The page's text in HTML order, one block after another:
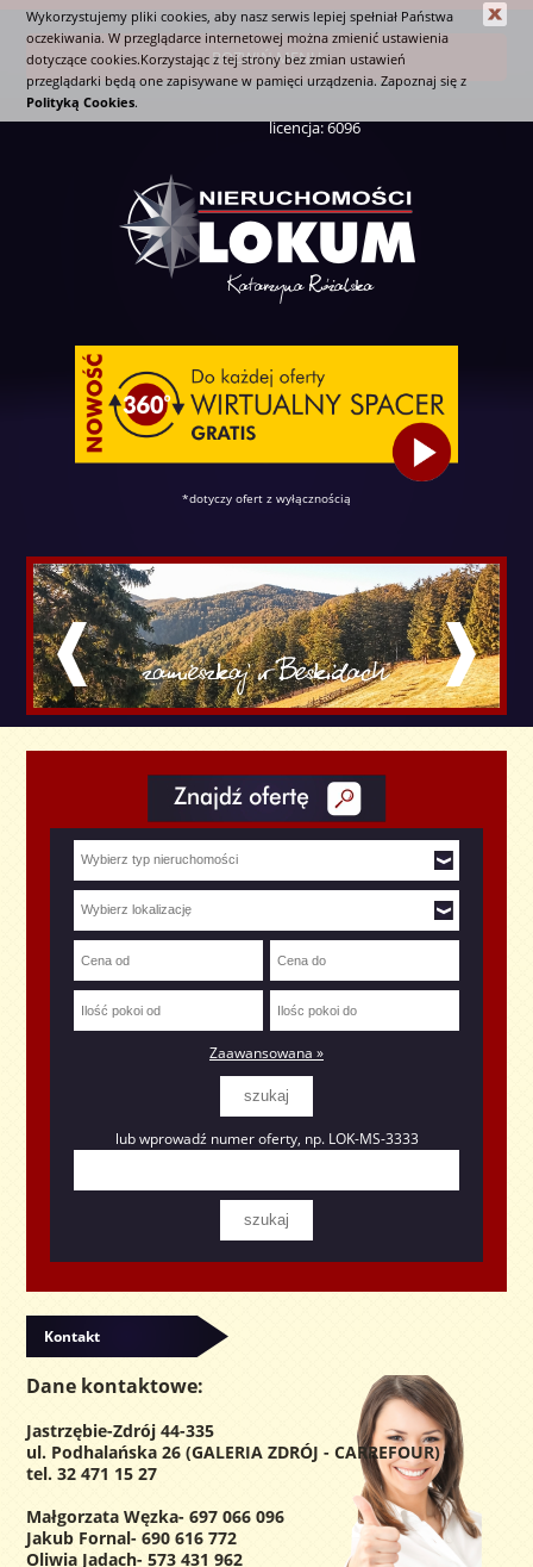
ROZWIŃ MENU
licencja: 6096
*dotyczy ofert z wyłącznością
Zaawansowana »
lub wprowadź numer oferty, np. LOK-MS-3333
Kontakt
Dane kontaktowe:
Jastrzębie-Zdrój 44-335
ul. Podhalańska 26 (GALERIA ZDRÓJ - CARREFOUR)
tel. 32 471 15 27
Małgorzata Węzka- 697 066 096
Jakub Fornal- 690 616 772
Oliwia Jadach- 573 431 962
Wykorzystujemy pliki cookies, aby nasz serwis lepiej spełniał Państwa
oczekiwania. W przeglądarce internetowej można zmienić ustawienia
dotyczące cookies.Korzystając z tej strony bez zmian ustawień
przeglądarki będą one zapisywane w pamięci urządzenia. Zapoznaj się z
Polityką Cookies.